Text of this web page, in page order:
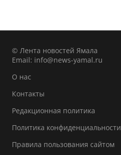
© Лента новостей Ямала
Email: info@news-yamal.ru
О нас
Контакты
Редакционная политика
Политика конфиденциальности
Правила пользования сайтом